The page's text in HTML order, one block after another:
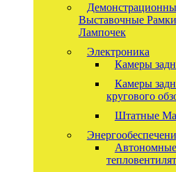
Выставочные
Лампочек
Электроника
Камеры
Камеры
кругового
Штатные